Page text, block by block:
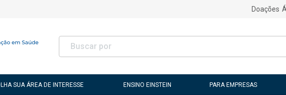
Doações
SUA ÁREA DE INTERESSE ENSINO EINSTEIN PARA EMPRESAS